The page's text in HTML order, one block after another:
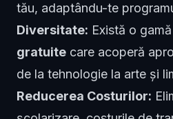
tău, adaptându-te
Diversitate: Există o
gratuite care acoperă
de la tehnologie la arte și
Reducerea Costurilor: